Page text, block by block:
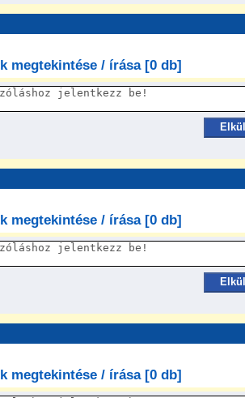
megtekintése / írása [0 db]
megtekintése / írása [0 db]
megtekintése / írása [0 db]